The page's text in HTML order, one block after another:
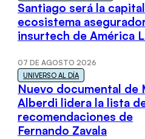
Santiago será la
ecosistema
insurtech de América
07 DE AGOSTO 2026
UNIVERSO AL DÍA
Nuevo documental de
Alberdi lidera la lista
recomendaciones de
Fernando Zavala